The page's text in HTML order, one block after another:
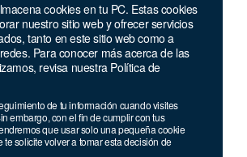
cookies en tu PC. Estas cookies
nuestro sitio web y ofrecer servicios
tanto en este sitio web como a
Para conocer más acerca de las
revisa nuestra Política de
de tu información cuando visites
embargo, con el fin de cumplir con tus
que usar solo una pequeña cookie
te solicite volver a tomar esta decisión de
DE PRUEBA.La actuación
al Período de Prueba, es de
del nominador, la cual debe
establecidas en la normatividad
materia.
QUE RIGEN EL